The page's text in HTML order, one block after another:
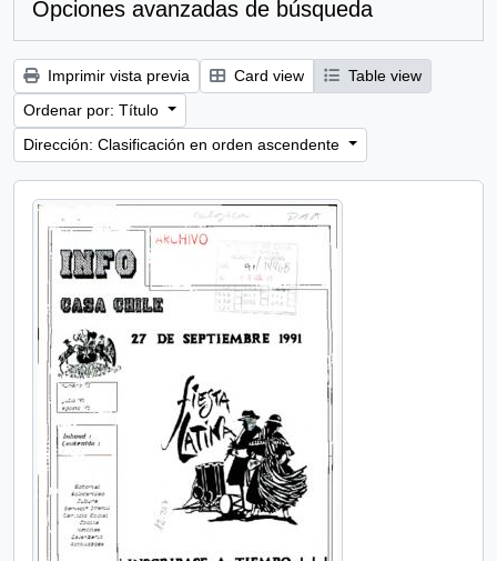
Opciones avanzadas de búsqueda
Imprimir vista previa Card view
Table view
Ordenar por: Título
Dirección: Clasificación en orden ascendente